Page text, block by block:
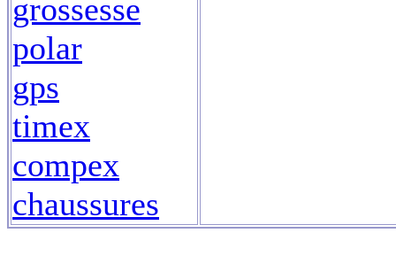
grossesse
polar
gps
timex
compex
chaussures